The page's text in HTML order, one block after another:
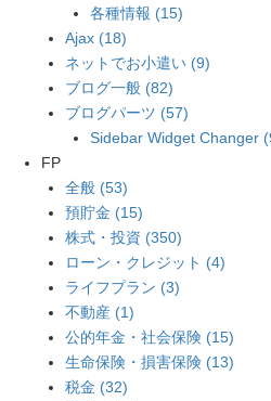
各種情報 (15)
Ajax (18)
ネットでお小遣い (9)
ブログ一般 (82)
ブログパーツ (57)
Sidebar Widget Changer
FP
全般 (53)
預貯金 (15)
株式・投資 (350)
ローン・クレジット (4)
ライフプラン (3)
不動産 (1)
公的年金・社会保険 (15)
生命保険・損害保険 (13)
税金 (32)